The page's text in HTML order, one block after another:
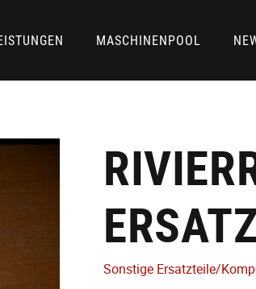
MASCHINENPOOL
Sonstige Ersatzteile/